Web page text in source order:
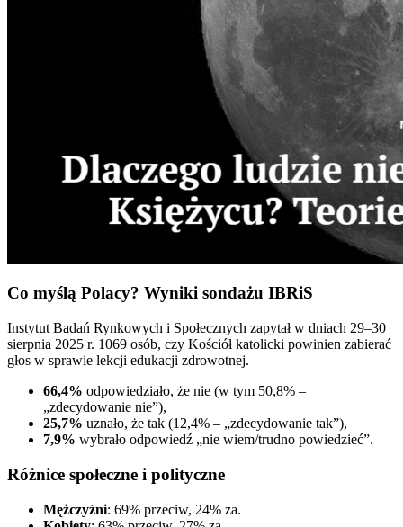
Co myślą Polacy? Wyniki sondażu IBRiS
Instytut Badań Rynkowych i Społecznych zapytał w dniach 29–30
sierpnia 2025 r. 1069 osób, czy Kościół katolicki powinien zabierać
głos w sprawie lekcji edukacji zdrowotnej.
66,4% odpowiedziało, że nie (w tym 50,8% –
„zdecydowanie nie”),
25,7% uznało, że tak (12,4% – „zdecydowanie tak”),
7,9% wybrało odpowiedź „nie wiem/trudno powiedzieć”.
Różnice społeczne i polityczne
Mężczyźni: 69% przeciw, 24% za.